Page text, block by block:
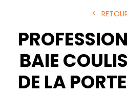
BAIE
DE LA